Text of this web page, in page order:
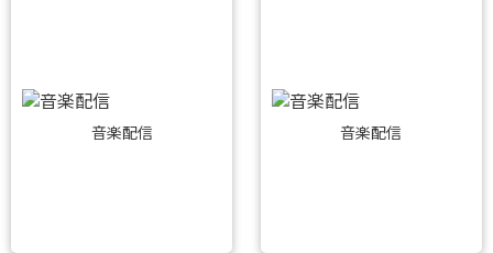
音楽配信 音楽配信